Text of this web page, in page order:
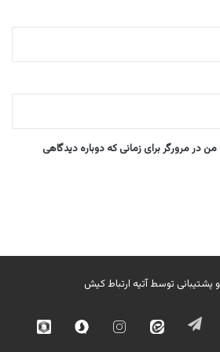
در مرورگر برای زمانی که دوباره دیدگاهی
پشتیبانی توسطآتیه ارتباط کیش
اینستاگرامتلگرام ایتا اینستاگرامسروش